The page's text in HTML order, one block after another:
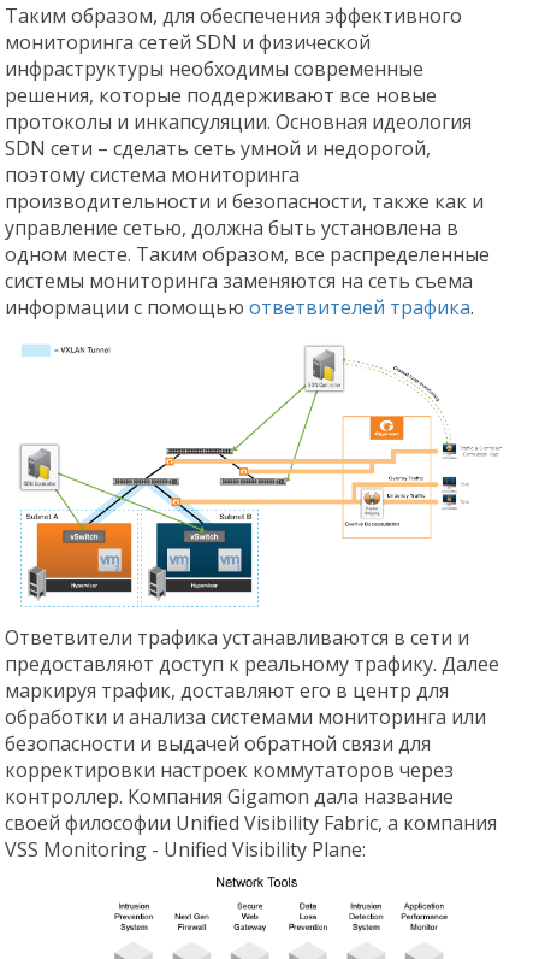
Таким образом, для обеспечения эффективного
мониторинга сетей SDN и физической
инфраструктуры необходимы современные
решения, которые поддерживают все новые
протоколы и инкапсуляции. Основная идеология
SDN сети – сделать сеть умной и недорогой,
поэтому система мониторинга
производительности и безопасности, также как и
управление сетью, должна быть установлена в
одном месте. Таким образом, все распределенные
системы мониторинга заменяются на сеть съема
информации с помощьюответвителей трафика.
Ответвители трафика устанавливаются в сети и
предоставляют доступ к реальному трафику. Далее
маркируя трафик, доставляют его в центр для
обработки и анализа системами мониторинга или
безопасности и выдачей обратной связи для
корректировки настроек коммутаторов через
контроллер. Компания Gigamon дала название
своей философии Unified Visibility Fabric, а компания
VSS Monitoring - Unified Visibility Plane: